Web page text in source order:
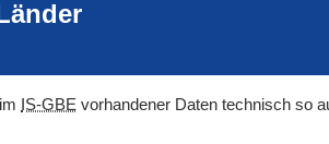
IS-GBE vorhandener Daten technisch so